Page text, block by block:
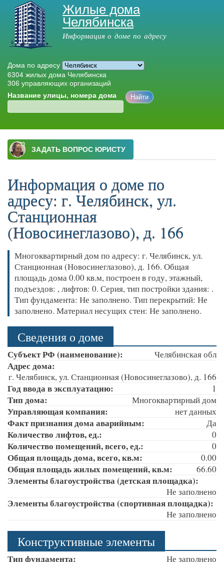
Перейти к
основному
содержанию
Жилые дома
Челябинска
Информация о доме по адресу
Дома по адресу
6304 жилых дома Челябинска
306 управляющих организаций
Название улицы, номера дома
Главное меню
Информация о доме по
адресу: г. Челябинск, ул.
Станционная
(Новосинеглазово), д. 166
Многоквартирный дом по адресу: г. Челябинск, ул.
Станционная (Новосинеглазово), д. 166. Общая
площадь дома 0.00 кв.м, построен в году, этажный,
подъездов: , лифтов: 0. Серия, тип постройки здания: .
Тип фундамента: Не заполнено. Тип перекрытий: Не
заполнено. Материал несущих стен: Не заполнено.
Сведения о доме
Субъект РФ (наименование): Челябинская обл
Адрес дома:
г. Челябинск, ул. Станционная (Новосинеглазово), д. 166
Год ввода в эксплуатацию: 1
Тип дома: Многоквартирный дом
Управляющая компания: нет данных
Факт признания дома аварийным: Да
Количество лифтов, ед.: 0
Количество помещений, всего, ед.: 0
Общая площадь дома, всего, кв.м: 0.00
Общая площадь жилых помещений, кв.м: 66.60
Элементы благоустройства (детская площадка):
Не заполнено
Элементы благоустройства (спортивная площадка):
Не заполнено
Конструктивные элементы
Тип фундамента: Не заполнено